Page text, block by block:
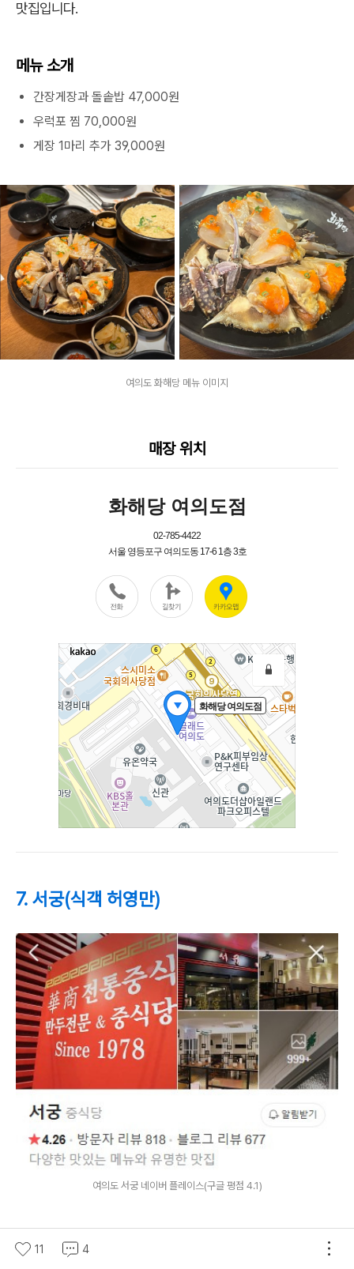
맛집입니다.
메뉴 소개
간장게장과 돌솥밥 47,000원
우럭포 찜 70,000원
게장 1마리 추가 39,000원
여의도 화해당 메뉴 이미지
매장 위치
7. 서궁(식객 허영만)
여의도 서궁 네이버 플레이스(구글 평점 4.1)
맛집 소개
11 4